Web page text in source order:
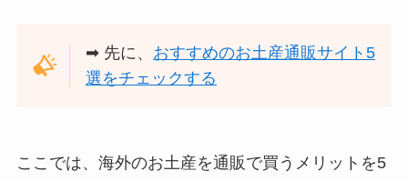
➡︎ 先に、 おすすめのお土産通販サイト5
選をチェックする
ここでは、海外のお土産を通販で買うメリットを5